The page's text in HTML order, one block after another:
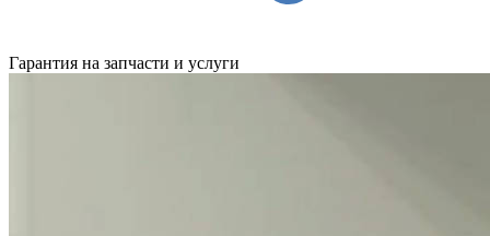
Гарантия на запчасти и услуги